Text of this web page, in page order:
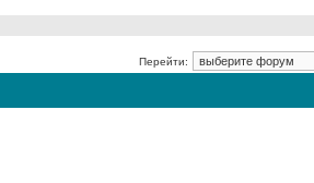
Перейти: